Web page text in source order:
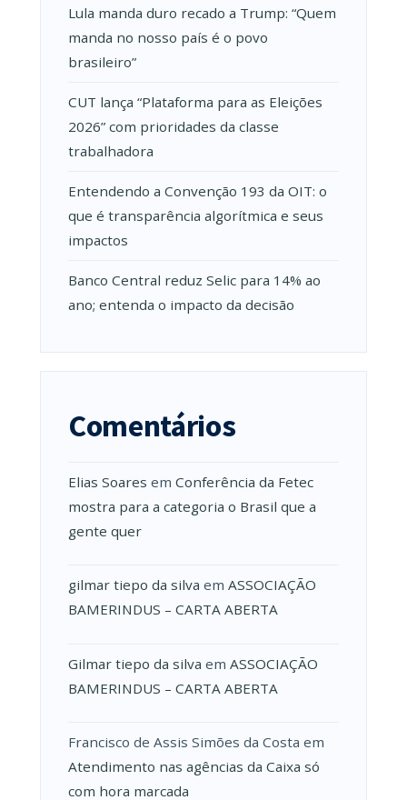
Lula manda duro recado a Trump: “Quem
manda no nosso país é o povo
brasileiro”
CUT lança “Plataforma para as Eleições
2026” com prioridades da classe
trabalhadora
Entendendo a Convenção 193 da OIT: o
que é transparência algorítmica e seus
impactos
Banco Central reduz Selic para 14% ao
ano; entenda o impacto da decisão
Comentários
Elias Soares em Conferência da Fetec
mostra para a categoria o Brasil que a
gente quer
gilmar tiepo da silva em ASSOCIAÇÃO
BAMERINDUS – CARTA ABERTA
Gilmar tiepo da silva em ASSOCIAÇÃO
BAMERINDUS – CARTA ABERTA
Francisco de Assis Simões da Costa em
Atendimento nas agências da Caixa só
com hora marcada